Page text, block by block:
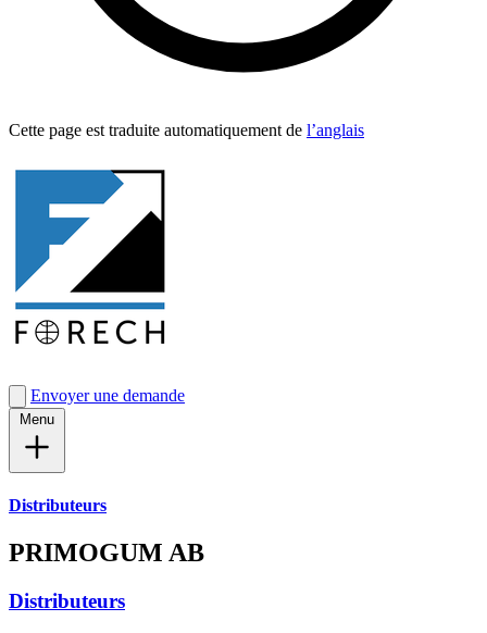
Cette page est traduite automa­tique­ment de l’anglais
Envoyer une demande
Distributeurs
PRIMOGUM AB
Distributeurs